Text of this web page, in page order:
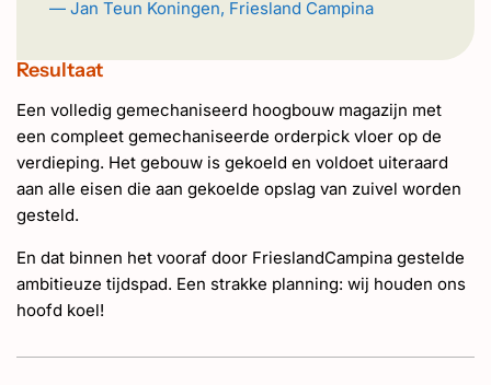
— Jan Teun Koningen, Friesland Campina
Resultaat
Een volledig gemechaniseerd hoogbouw magazijn met
een compleet gemechaniseerde orderpick vloer op de
verdieping. Het gebouw is gekoeld en voldoet uiteraard
aan alle eisen die aan gekoelde opslag van zuivel worden
gesteld.
En dat binnen het vooraf door FrieslandCampina gestelde
ambitieuze tijdspad. Een strakke planning: wij houden ons
hoofd koel!